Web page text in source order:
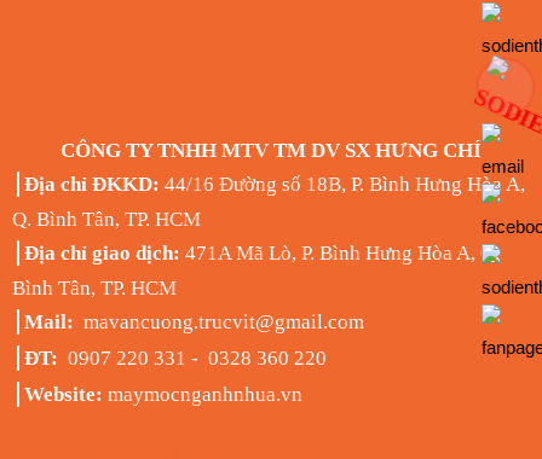
CÔNG TY TNHH MTV TM DV SX HƯNG CHÍ
Địa chỉ ĐKKD: 44/16 Đường số 18B, P. Bình Hưng Hòa A,
Q. Bình Tân, TP. HCM
Địa chỉ giao dịch: 471A Mã Lò, P. Bình Hưng Hòa A, Q.
Bình Tân, TP. HCM
Mail: mavancuong.trucvit@gmail.com
ĐT: 0907 220 331 - 0328 360 220
Website: maymocnganhnhua.vn